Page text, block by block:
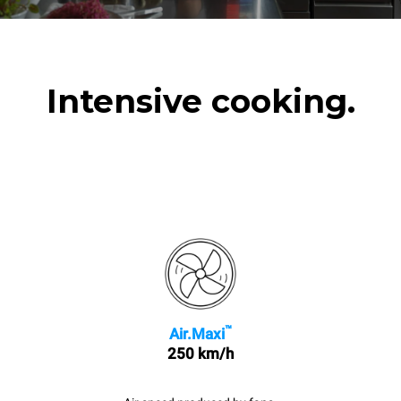
Intensive cooking.
Air.Maxi™
250 km/h